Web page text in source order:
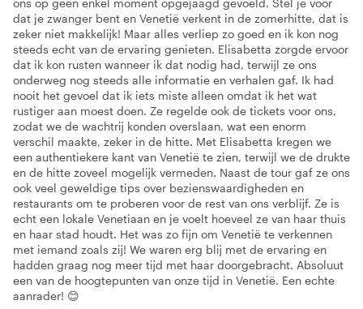
ons op geen enkel moment opgejaagd gevoeld. Stel je voor
dat je zwanger bent en Venetië verkent in de zomerhitte, dat is
zeker niet makkelijk! Maar alles verliep zo goed en ik kon nog
steeds echt van de ervaring genieten. Elisabetta zorgde ervoor
dat ik kon rusten wanneer ik dat nodig had, terwijl ze ons
onderweg nog steeds alle informatie en verhalen gaf. Ik had
nooit het gevoel dat ik iets miste alleen omdat ik het wat
rustiger aan moest doen. Ze regelde ook de tickets voor ons,
zodat we de wachtrij konden overslaan, wat een enorm
verschil maakte, zeker in de hitte. Met Elisabetta kregen we
een authentiekere kant van Venetië te zien, terwijl we de drukte
en de hitte zoveel mogelijk vermeden. Naast de tour gaf ze ons
ook veel geweldige tips over bezienswaardigheden en
restaurants om te proberen voor de rest van ons verblijf. Ze is
echt een lokale Venetiaan en je voelt hoeveel ze van haar thuis
en haar stad houdt. Het was zo fijn om Venetië te verkennen
met iemand zoals zij! We waren erg blij met de ervaring en
hadden graag nog meer tijd met haar doorgebracht. Absoluut
een van de hoogtepunten van onze tijd in Venetië. Een echte
aanrader! 😊